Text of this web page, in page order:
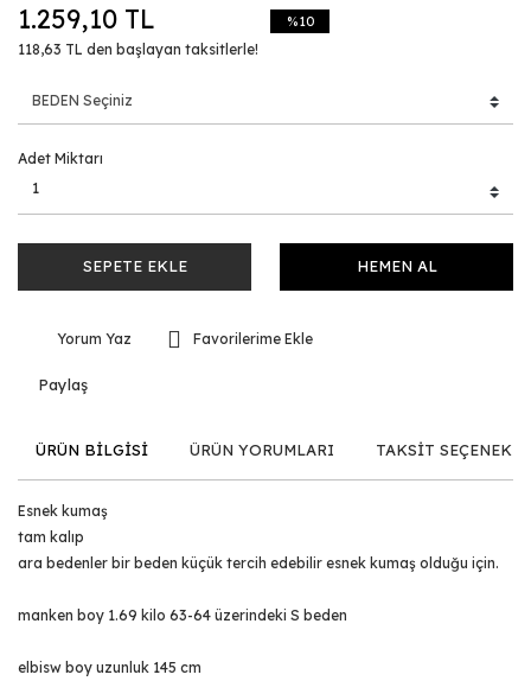
1.259,10 TL
118,63 TL den başlayan taksitlerle!
%10
Adet Miktarı
SEPETE EKLE HEMEN AL
Yorum Yaz
Paylaş
ÜRÜN BİLGİSİ ÜRÜN YORUMLARI TAKSİT
Esnek kumaş
tam kalıp
ara bedenler bir beden küçük tercih edebilir esnek kumaş olduğu için.
manken boy 1.69 kilo 63-64 üzerindeki S beden
elbisw boy uzunluk 145 cm